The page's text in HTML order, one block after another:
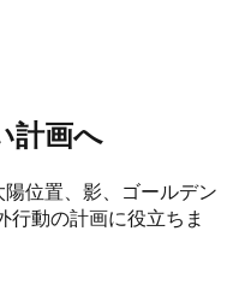
計画へ
位置、影、ゴールデン
行動の計画に役立ちま